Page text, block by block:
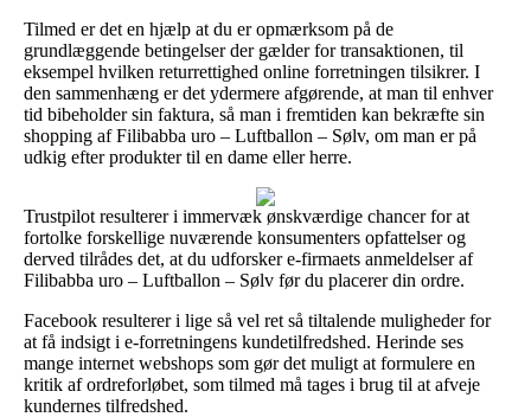
Tilmed er det en hjælp at du er opmærksom på de
grundlæggende betingelser der gælder for transaktionen, til
eksempel hvilken returrettighed online forretningen tilsikrer. I
den sammenhæng er det ydermere afgørende, at man til enhver
tid bibeholder sin faktura, så man i fremtiden kan bekræfte sin
shopping af Filibabba uro – Luftballon – Sølv, om man er på
udkig efter produkter til en dame eller herre.
Trustpilot resulterer i immervæk ønskværdige chancer for at
fortolke forskellige nuværende konsumenters opfattelser og
derved tilrådes det, at du udforsker e-firmaets anmeldelser af
Filibabba uro – Luftballon – Sølv før du placerer din ordre.
Facebook resulterer i lige så vel ret så tiltalende muligheder for
at få indsigt i e-forretningens kundetilfredshed. Herinde ses
mange internet webshops som gør det muligt at formulere en
kritik af ordreforløbet, som tilmed må tages i brug til at afveje
kundernes tilfredshed.